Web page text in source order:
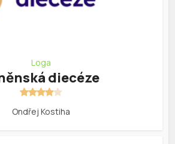
Loga
diecéze
Ondřej Kostiha